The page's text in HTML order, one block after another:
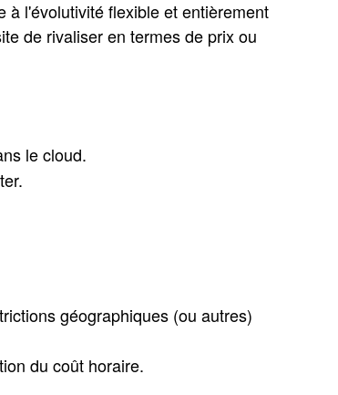
à l'évolutivité flexible et entièrement
de rivaliser en termes de prix ou
le cloud.
géographiques (ou autres)
du coût horaire.